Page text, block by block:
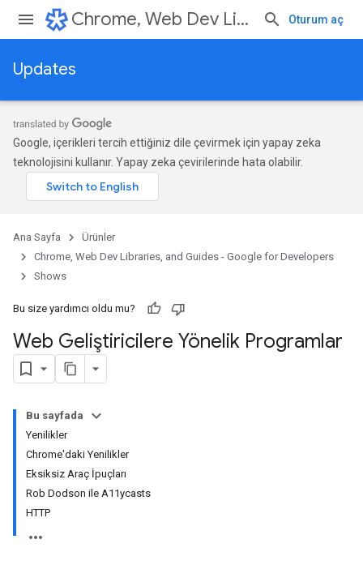
Chrome, Web Dev Libraries, and Guides - Google for Developers Oturum aç
Updates
Google, içerikleri tercih ettiğiniz dile çevirmek için yapay zeka
teknolojisini kullanır. Yapay zeka çevirilerinde hata olabilir.
Ana Sayfa
Ürünler
Chrome, Web Dev Libraries, and Guides - Google for Developers
Shows
Bu size yardımcı oldu mu?
Web Geliştiricilere Yönelik Programlar
Bu sayfada
Yenilikler
Chrome'daki Yenilikler
Eksiksiz Araç İpuçları
Rob Dodson ile A11ycasts
HTTP